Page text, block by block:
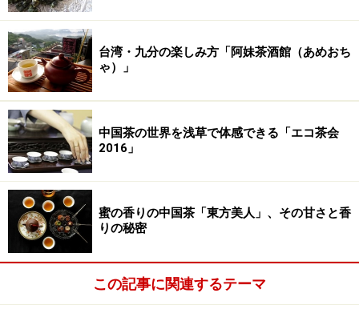
ことから梨式と言われる「梨式水平壺」、俗に孟臣壺と
呼ばれ、長く愛用されている「朱泥水平壺」、明代から
作成されてきた四角い形状の「四方鼓腹壺」、清代から
作り次がれてきた球形の「綴（手偏）球壺」、工夫茶に
欠かせない定番者壺の一つ「矮潘壺」、清代の名匠陳鳴
遠（ちんめいえん）が壺名を刻んだことで有名な南瓜型
の「東陵瓜壺」、清代の茶壺プロデューサーとして有名
な陳曼生設計の「半瓜壺」、瓢箪を模した曼生十八式の
一つ「石瓢壺」などの、定番茶壺から、清代の名匠邵大
亨（しょうだいこう）が創作し黄玉麟（こうぎょくり
ん）が変化させた「魚化龍壺」、竹をモチーフに作られ
た「竹段壺」、餅手が上に長く立ち上がっている「東坡
提梁壺」、鐘型の「漢鐘壺」など装飾のほどこされたも
のなど、紫砂茶壺を代表する茶壷たちです。
台湾・九分の楽しみ方「阿妹茶酒館（あめおち
ゃ）」
中国茶の世界を浅草で体感できる「エコ茶会
2016」
蜜の香りの中国茶「東方美人」、その甘さと香
りの秘密
この記事に関連するテーマ